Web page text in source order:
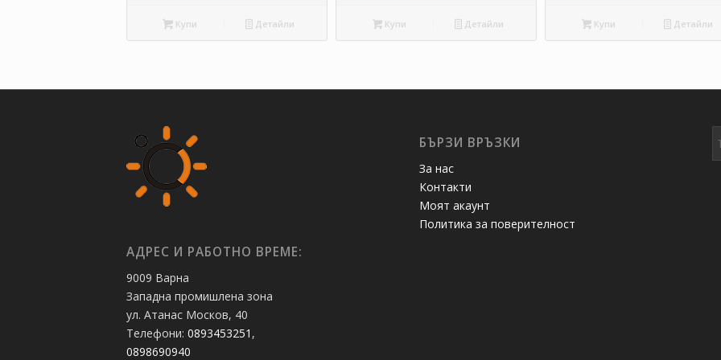
Купи Детайли Купи Детайли Купи Детайли
АДРЕС И РАБОТНО ВРЕМЕ:
9009 Варна
Западна промишлена зона
ул. Атанас Москов, 40
Телефони: 0893453251 ,
0898690940
БЪРЗИ ВРЪЗКИ
За нас
Контакти
Моят акаунт
Политика за поверителност